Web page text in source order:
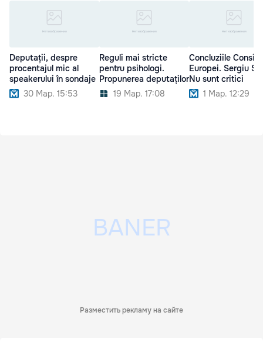
Deputații, despre
procentajul mic al
speakerului în sondaje
30 Мар. 15:53
Reguli mai stricte
pentru psihologi.
Propunerea deputaților
19 Мар. 17:08
Concluziile
Europei. Sergiu
Nu sunt critici
1 Мар. 12:29
Разместить рекламу на сайте